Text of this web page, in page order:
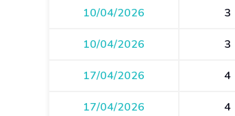
10/04/2026 3
10/04/2026 3
17/04/2026 4
17/04/2026 4